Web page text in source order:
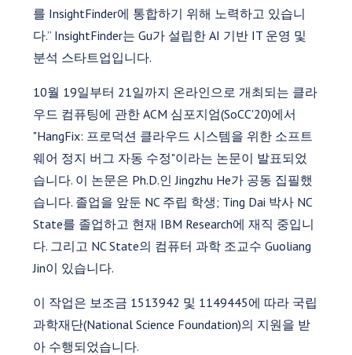
를 InsightFinder에 통합하기 위해 노력하고 있습니
다.” InsightFinder는 Gu가 설립한 AI 기반 IT 운영 및
분석 스타트업입니다.
10월 19일부터 21일까지 온라인으로 개최되는 클라
우드 컴퓨팅에 관한 ACM 심포지엄(SoCC'20)에서
"HangFix: 프로덕션 클라우드 시스템을 위한 소프트
웨어 정지 버그 자동 수정"이라는 논문이 발표되었
습니다. 이 논문은 Ph.D.인 Jingzhu He가 공동 집필했
습니다. 졸업을 앞둔 NC 주립 학생; Ting Dai 박사 NC
State를 졸업하고 현재 IBM Research에 재직 중입니
다. 그리고 NC State의 컴퓨터 과학 조교수 Guoliang
Jin이 있습니다.
이 작업은 보조금 1513942 및 1149445에 따라 국립
과학재단(National Science Foundation)의 지원을 받
아 수행되었습니다.